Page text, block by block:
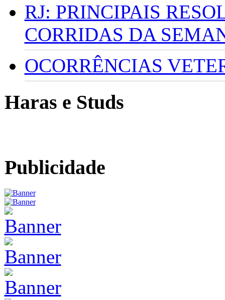
RJ: PRINCIPAIS
CORRIDAS DA
OCORRÊNCIAS
Haras e Studs
Publicidade